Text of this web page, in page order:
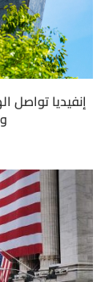
إنفيديا تواصل